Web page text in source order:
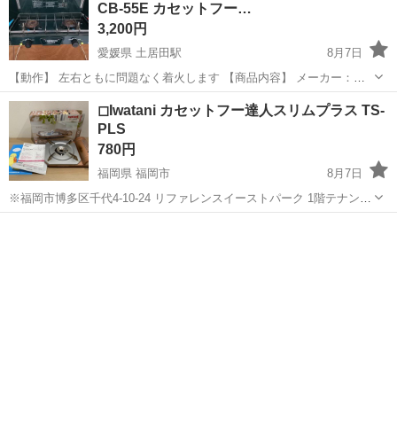
CB-55E カセットフー…
3,200円
愛媛県 土居田駅
8月7日
【動作】 左右ともに問題なく着火します 【商品内容】 メーカー：イ
ワタニ 商品名：ツインバーナー(Twin Burner) モデル：『ForeWinds』
型番：CB-55E コンロ数：2口 仕様：圧電点火方式／ガス缶(C...
愛媛 松山市 その他 Iwatani
◻︎Iwatani カセットフー達人スリムプラス TS-
PLS
780円
福岡県 福岡市
8月7日
※福岡市博多区千代4-10-24 リファレンスイーストパーク 1階テナント
での受け渡しになります。 配達ご希望の方は要相談できます！ 【メ